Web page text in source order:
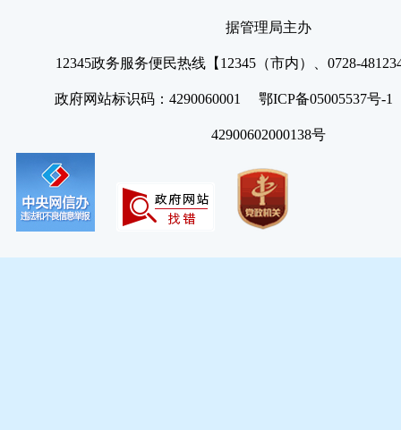
据管理局主办
12345政务服务便民热线【12345（市内）、0728-
政府网站标识码：4290060001 鄂ICP备05005537号
42900602000138号